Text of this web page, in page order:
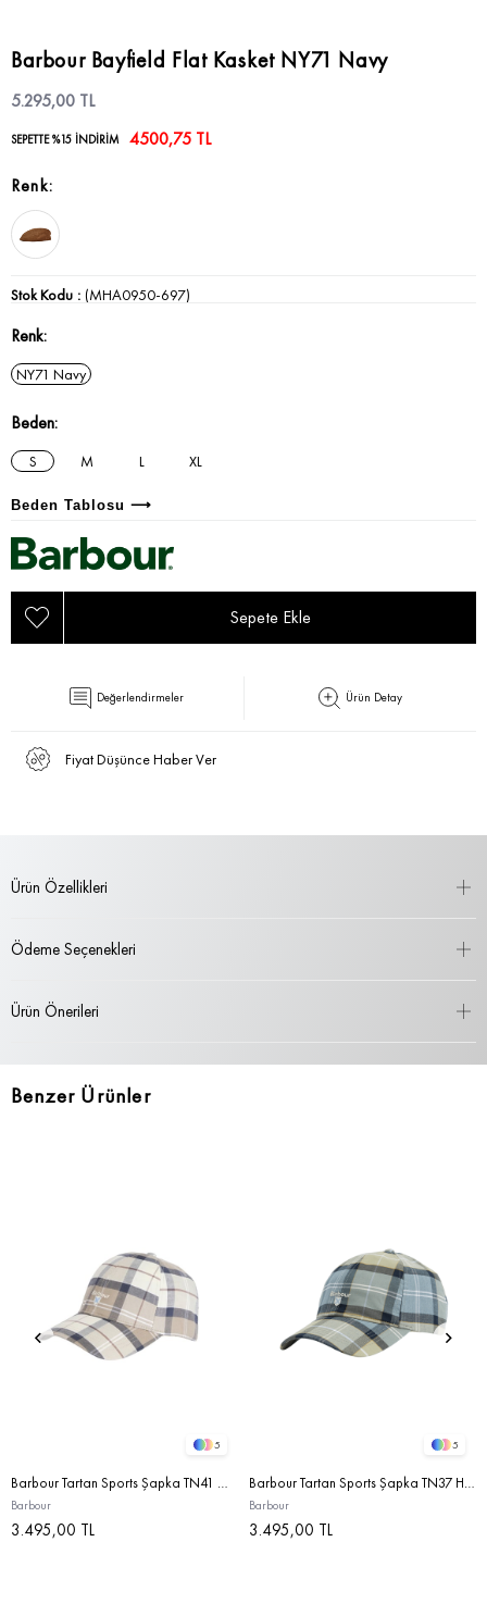
Barbour Bayfield Flat Kasket NY71 Navy
5.295,00 TL
SEPETTE %15 İNDİRİM 4500,75 TL
Stok Kodu (MHA0950-697)
Renk
NY71 Navy
Beden
S M L XL
Beden Tablosu ⟶
Değerlendirmeler Ürün Detay
Fiyat Düşünce Haber Ver
Ürün Özellikleri
Ödeme Seçenekleri
Ürün Önerileri
Benzer Ürünler
5
Barbour Tartan Sports Şapka TN41 Oban Mist Tartan
Barbour
3.495,00 TL
5
Barbour Tartan Sports Şapka TN37 Highland Loch Tartan
Barbour
3.495,00 TL